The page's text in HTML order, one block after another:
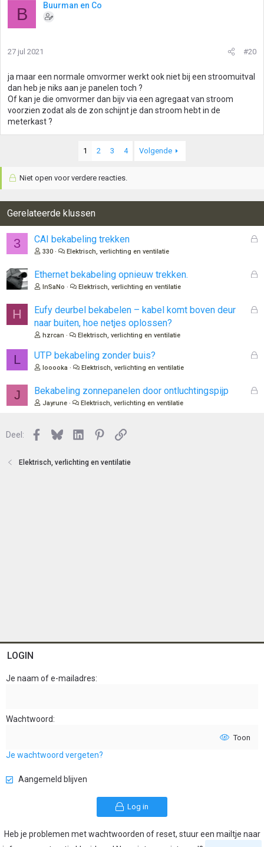
B Buurman en Co
27 jul 2021 #20
ja maar een normale omvormer werkt ook niet bij een stroomuitval
dan heb je niks aan je panelen toch ?
Of kan je die omvormer dan bijv via een agregaat van stroom
voorzien zodat als de zon schijnt je dan stroom hebt in de
meterkast ?
1 2 3 4 Volgende
Niet open voor verdere reacties.
Gerelateerde klussen
3
G
n
CAI bekabeling trekken
330 Elektrisch, verlichting en ventilatie
G
Ethernet bekabeling opnieuw trekken.
InSaNo Elektrisch, verlichting en ventilatie
H
G
o
Eufy deurbel bekabelen – kabel komt boven deur
naar buiten, hoe netjes oplossen?
hzrcan Elektrisch, verlichting en ventilatie
L
G
UTP bekabeling zonder buis?
looooka Elektrisch, verlichting en ventilatie
J
G
Bekabeling zonnepanelen door ontluchtingspijp
Jayrune Elektrisch, verlichting en ventilatie
Deel: Facebook
BlueskyLinkedInPinterest
Link
Elektrisch, verlichting en ventilatie
LOGIN
Je naam of e-mailadres
Wachtwoord
Toon
Je wachtwoord vergeten?
Aangemeld blijven
Log in
Heb je problemen met wachtwoorden of reset, stuur een mailtje naar